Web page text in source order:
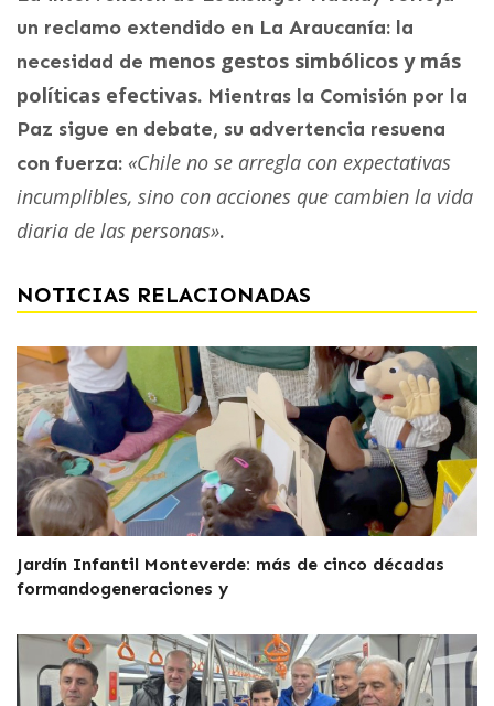
un reclamo extendido en La Araucanía: la
necesidad de menos gestos simbólicos y más
políticas efectivas. Mientras la Comisión por la
Paz sigue en debate, su advertencia resuena
con fuerza: «Chile no se arregla con expectativas
incumplibles, sino con acciones que cambien la vida
diaria de las personas».
NOTICIAS RELACIONADAS
Jardín Infantil Monteverde: más de cinco décadas
formandogeneraciones y